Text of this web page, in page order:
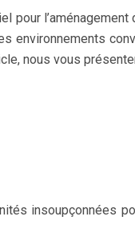
pour
environnements
nous vous
insoupçonnées